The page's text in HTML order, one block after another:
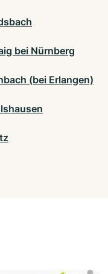
bei Nürnberg
(bei Erlangen)